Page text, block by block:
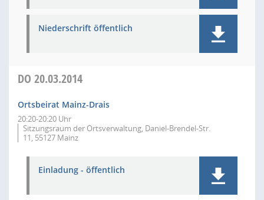
Niederschrift öffentlich
DO 20.03.2014
Ortsbeirat Mainz-Drais
20:20-20:20 Uhr
Sitzungsraum der Ortsverwaltung, Daniel-Brendel-Str.
11, 55127 Mainz
Einladung - öffentlich